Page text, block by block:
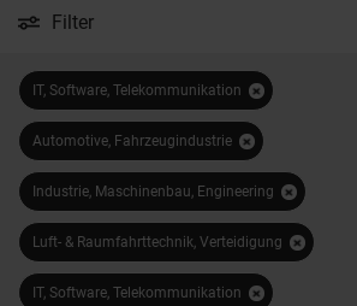
Filter
IT, Software, Telekommunikation
Automotive, Fahrzeugindustrie
Industrie, Maschinenbau, Engineering
Luft- & Raumfahrttechnik, Verteidigung
IT, Software, Telekommunikation